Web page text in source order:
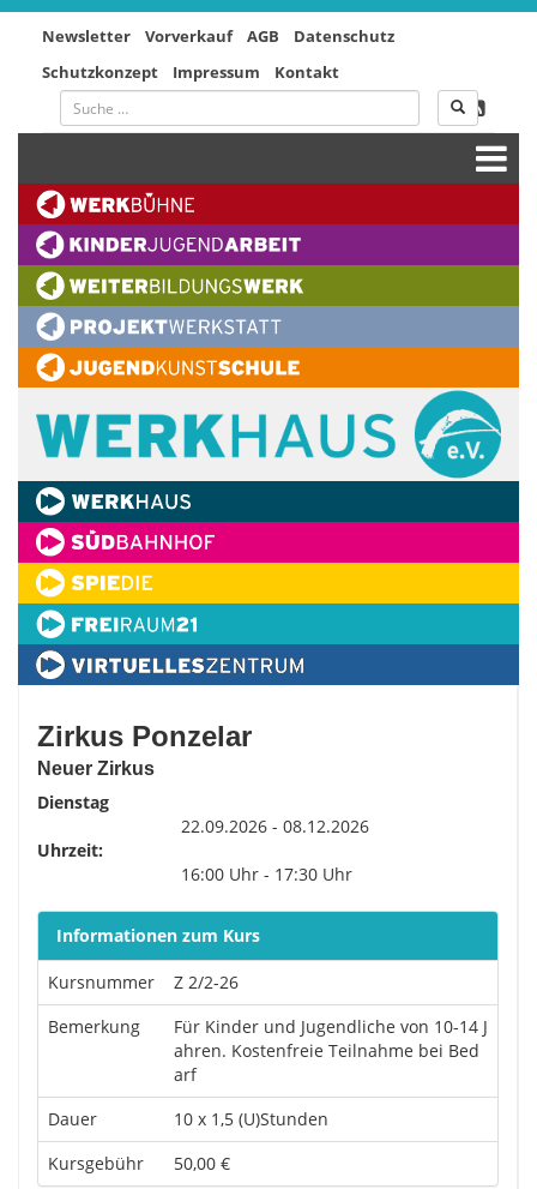
Newsletter Vorverkauf AGB
Datenschutz
Schutzkonzept
Impressum Kontakt
Zirkus Ponzelar
Neuer Zirkus
Dienstag
22.09.2026 - 08.12.2026
Uhrzeit:
16:00 Uhr - 17:30 Uhr
Informationen zum Kurs
Kursnummer
Z 2/2-26
Bemerkung
Für Kinder und Jugendliche von 10-14 J
ahren. Kostenfreie Teilnahme bei Bed
arf
Dauer
10 x 1,5 (U)Stunden
Kursgebühr
50,00 €